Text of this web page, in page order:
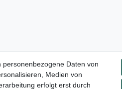
Daten von
Medien von
erfolgt erst durch